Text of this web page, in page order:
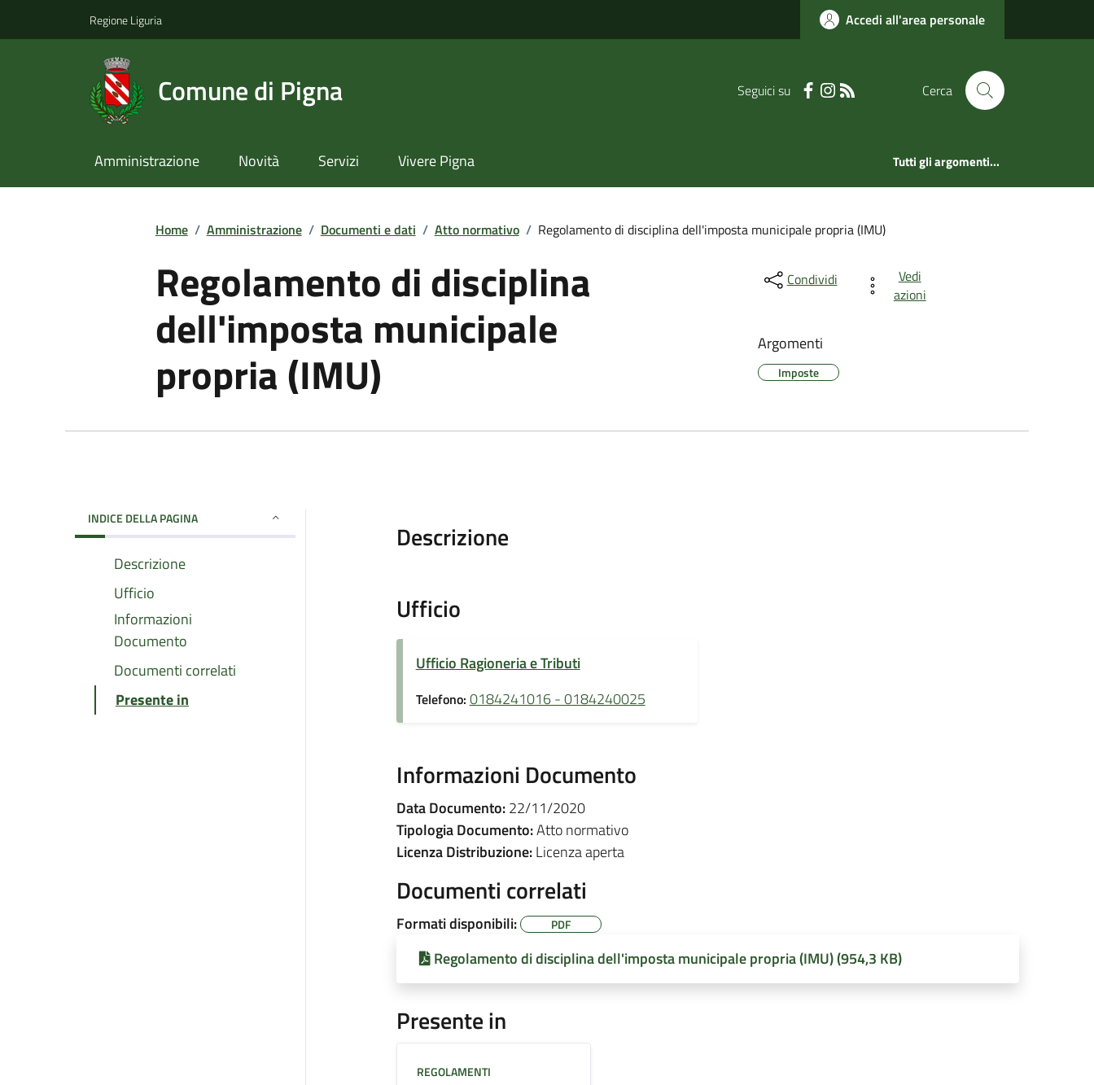
Regione Liguria Accedi all'area personale
Comune di Pigna Seguici su Cerca
Amministrazione Novità Servizi Vivere Pigna Tutti gli argomenti...
Home / Amministrazione / Documenti e dati / Atto normativo / Regolamento di disciplina dell'imposta municipale propria (IMU)
Regolamento di disciplina
dell'imposta municipale
propria (IMU)
Condividi
Vedi
azioni
Argomenti
Imposte
INDICE DELLA PAGINA
Descrizione
Ufficio
Informazioni
Documento
Documenti correlati
Presente in
Descrizione
Ufficio
Ufficio Ragioneria e Tributi
Telefono: 0184241016 - 0184240025
Informazioni Documento
Data Documento:22/11/2020
Tipologia Documento:Atto normativo
Licenza Distribuzione:Licenza aperta
Documenti correlati
Formati disponibili: PDF
Regolamento di disciplina dell'imposta municipale propria (IMU) (954,3 KB)
Presente in
REGOLAMENTI